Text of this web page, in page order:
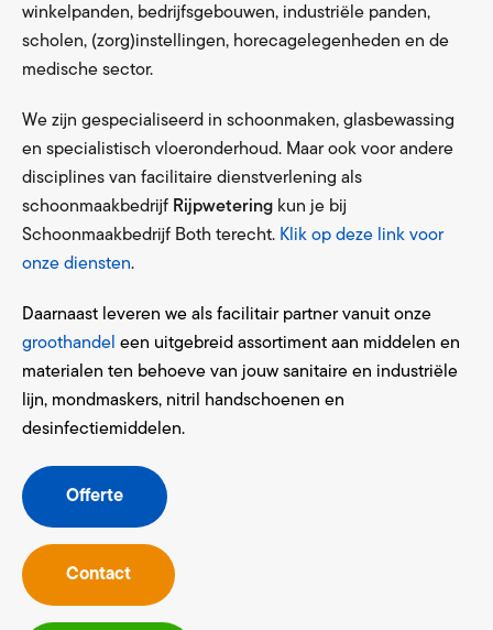
winkelpanden, bedrijfsgebouwen, industriële panden,
scholen, (zorg)instellingen, horecagelegenheden en de
medische sector.
We zijn gespecialiseerd in schoonmaken, glasbewassing
en specialistisch vloeronderhoud. Maar ook voor andere
disciplines van facilitaire dienstverlening als
schoonmaakbedrijf Rijpwetering kun je bij
Schoonmaakbedrijf Both terecht. Klik op deze link voor
onze diensten.
Daarnaast leveren we als facilitair partner vanuit onze
groothandel een uitgebreid assortiment aan middelen en
materialen ten behoeve van jouw sanitaire en industriële
lijn, mondmaskers, nitril handschoenen en
desinfectiemiddelen.
Offerte
Contact